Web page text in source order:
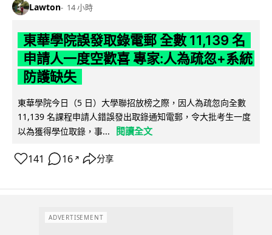
Lawton 14 小時
東華學院誤發取錄電郵 全數 11,139 名
申請人一度空歡喜 專家:人為疏忽+系統
防護缺失
東華學院今日（5 日）大學聯招放榜之際，因人為疏忽向全數
11,139 名課程申請人錯誤發出取錄通知電郵，令大批考生一度
以為獲得學位取錄，事...
閱讀全文
141 16 ↗ 分享
ADVERTISEMENT